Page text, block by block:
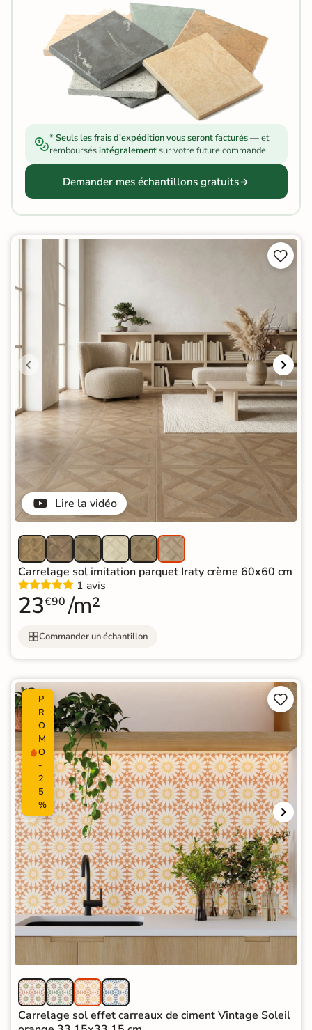
* Seuls les frais d'expédition vous seront facturés— et
remboursésintégralementsur votre future commande
Demander mes échantillons gratuits
Lire la vidéo


Carrelage sol imitation parquet Iraty crème 60x60 cm
1 avis
23€90 /m²
Commander un échantillon
P
R
O
M
O
-
2
5
%


Carrelage sol effet carreaux de ciment Vintage Soleil